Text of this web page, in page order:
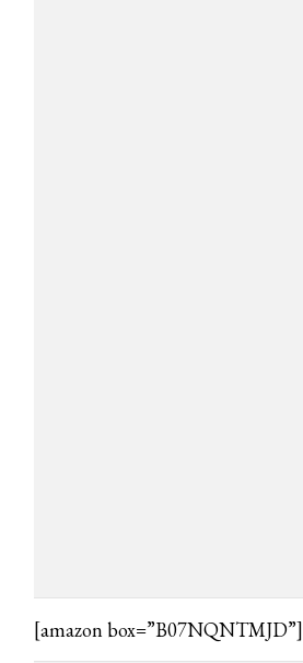
[amazon box=”B07NQNTMJD”]